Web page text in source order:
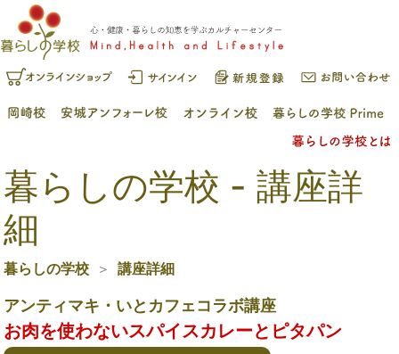
暮らしの学校 - 講座詳
細
暮らしの学校 講座詳細
アンティマキ・いとカフェコラボ講座
お肉を使わないスパイスカレーとピタパン